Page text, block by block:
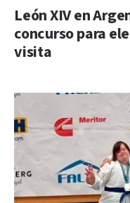
León XIV en
concurso para
visita